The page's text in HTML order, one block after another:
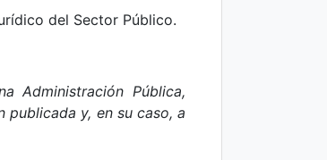
del Sector Público.
Administración Pública,
y, en su caso, a